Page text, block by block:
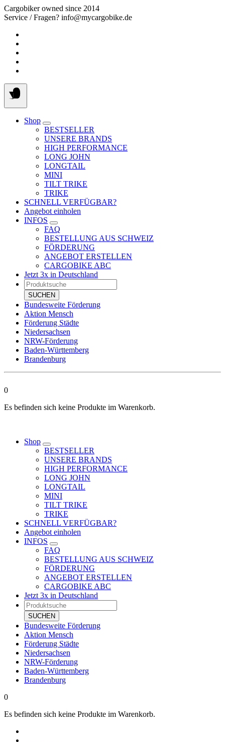
Springe
zum
Cargobiker owned since 2014
Service / Fragen? info@mycargobike.de
Shop
BESTSELLER
UNSERE BRANDS
HIGH PERFORMANCE
LONG JOHN
LONGTAIL
MINI
TILT TRIKE
TRIKE
SCHNELL VERFÜGBAR?
Angebot einholen
INFOS
FAQ
BESTELLUNG AUS SCHWEIZ
FÖRDERUNG
ANGEBOT ERSTELLEN
CARGOBIKE ABC
Jetzt 3x in Deutschland
Products
search
SUCHEN
Bundesweite Förderung
Aktion Mensch
Förderung Städte
Niedersachsen
NRW-Förderung
Baden-Württemberg
Brandenburg
0
Es befinden sich keine Produkte im Warenkorb.
Shop
BESTSELLER
UNSERE BRANDS
HIGH PERFORMANCE
LONG JOHN
LONGTAIL
MINI
TILT TRIKE
TRIKE
SCHNELL VERFÜGBAR?
Angebot einholen
INFOS
FAQ
BESTELLUNG AUS SCHWEIZ
FÖRDERUNG
ANGEBOT ERSTELLEN
CARGOBIKE ABC
Jetzt 3x in Deutschland
Products
search
SUCHEN
Bundesweite Förderung
Aktion Mensch
Förderung Städte
Niedersachsen
NRW-Förderung
Baden-Württemberg
Brandenburg
0
Es befinden sich keine Produkte im Warenkorb.